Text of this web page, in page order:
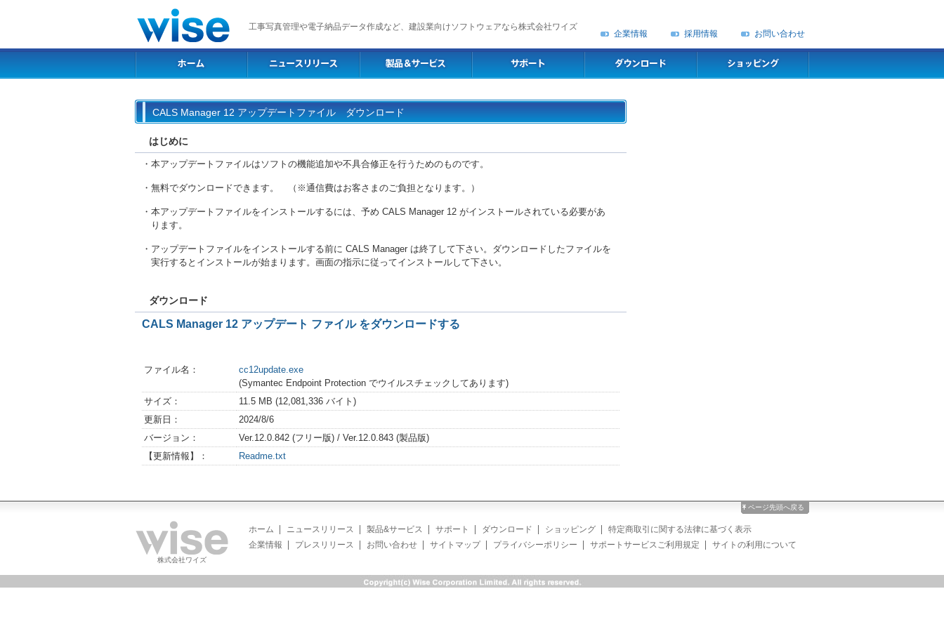
工事写真管理や電子納品データ作成など、建設業向けソフトウェアなら株式会社ワイズ
企業情報 採用情報 お問い合わせ
CALS Manager 12 アップデートファイル ダウンロード
はじめに
・本アップデートファイルはソフトの機能追加や不具合修正を行うためのものです。
・無料でダウンロードできます。 （※通信費はお客さまのご負担となります。）
・本アップデートファイルをインストールするには、予め CALS Manager 12 がインストールされている必要があ
ります。
・アップデートファイルをインストールする前に CALS Manager は終了して下さい。ダウンロードしたファイルを
実行するとインストールが始まります。画面の指示に従ってインストールして下さい。
ダウンロード
CALS Manager 12 アップデート ファイル をダウンロードする
ファイル名：
cc12update.exe
(Symantec Endpoint Protection でウイルスチェックしてあります)
サイズ：
11.5 MB (12,081,336 バイト)
更新日：
2024/8/6
バージョン：
Ver.12.0.842 (フリー版) / Ver.12.0.843 (製品版)
【更新情報】：
Readme.txt
ページ先頭へ戻る
株式会社ワイズ
ホーム ニュースリリース 製品&サービス サポート ダウンロード ショッピング
特定商取引に関する法律に基づく表示
企業情報
プレスリリース お問い合わせ サイトマップ プライバシーポリシー サポートサービスご利用規定 サイトの利用について